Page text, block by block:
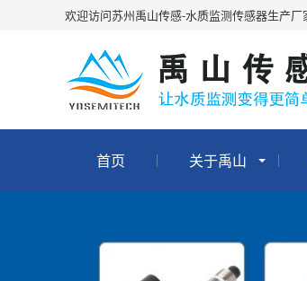
欢迎访问苏州禹山传感-水质监测传感器生产厂
首页 关于禹山